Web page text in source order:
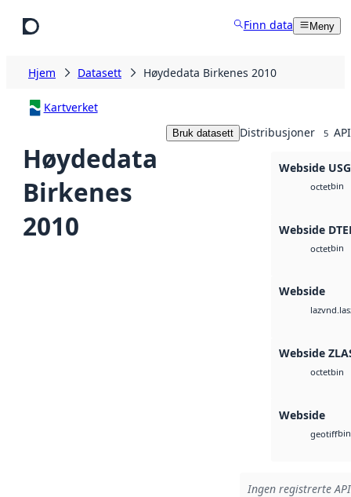
Finn data Meny
Hjem Datasett Høydedata Birkenes 2010
Kartverket
Høydedata
Birkenes
2010
Bruk datasett Distribusjoner 5
Webside
octetbin
Webside
octetbin
Webside
laz
Webside
octetbin
Webside
geotiffbin
Ingen registrerte